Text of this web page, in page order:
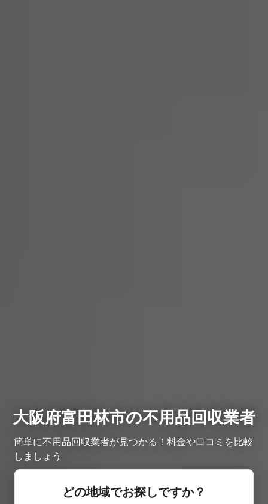
大阪府富田林市の不用品回収業者
簡単に不用品回収業者が見つかる！料金や口コミを比較
しましょう
どの地域でお探しですか？